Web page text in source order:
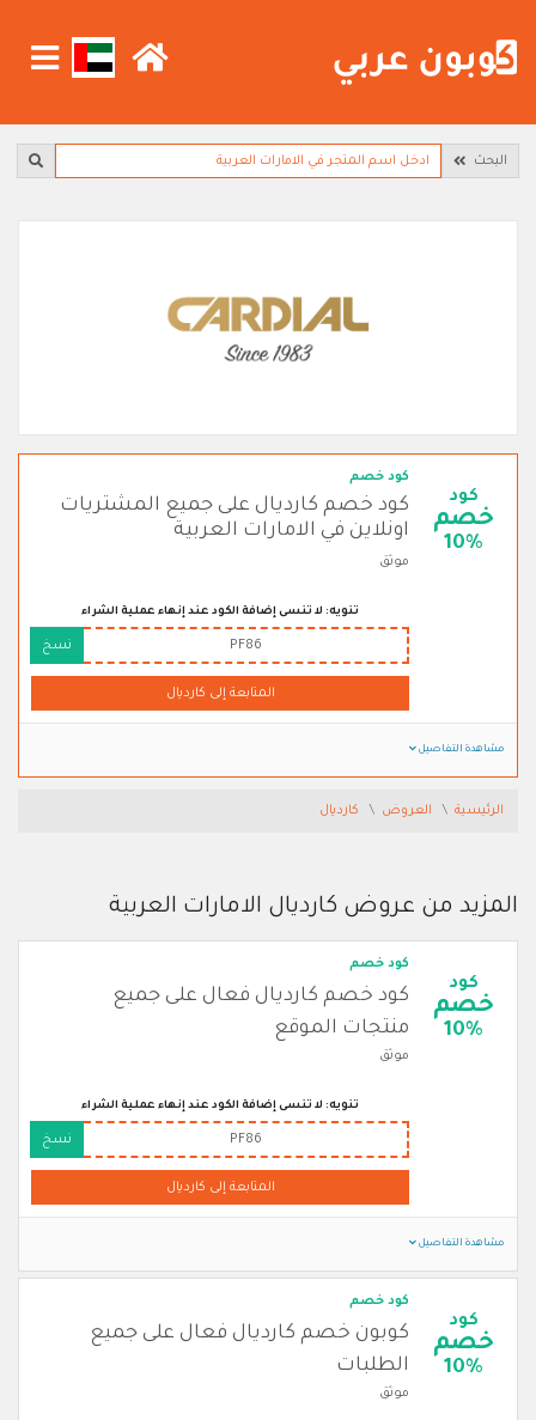
البحث
كود
خصم
10%
كود خصم
كود خصم كارديال على جميع المشتريات
اونلاين في الامارات العربية
موثق
تنويه: لا تنسى إضافة الكود عند إنهاء عملية الشراء
PF86 نسخ
المتابعة إلى كارديال
مشاهدة التفاصيل
الرئيسية العروض كارديال
المزيد من عروض كارديال الامارات العربية
كود
خصم
10%
كود خصم
كود خصم كارديال فعال على جميع
منتجات الموقع
موثق
تنويه: لا تنسى إضافة الكود عند إنهاء عملية الشراء
PF86 نسخ
المتابعة إلى كارديال
مشاهدة التفاصيل
كود
خصم
10%
كود خصم
كوبون خصم كارديال فعال على جميع
الطلبات
موثق